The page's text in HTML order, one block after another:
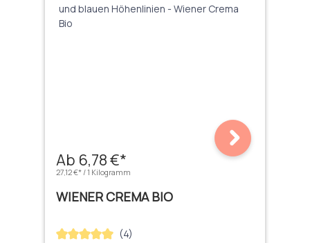
Ab 6,78 €*
27,12 €* / 1 Kilogramm
WIENER CREMA BIO
Durchschnittliche Bewertung von 5 von 5 Sternen
(4)